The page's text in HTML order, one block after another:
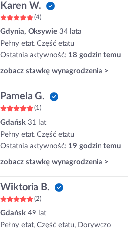
Karen W.
(4)
Gdynia, Oksywie 34 lata
Pełny etat, Część etatu
Ostatnia aktywność: 18 godzin temu
zobacz stawkę wynagrodzenia >
Pamela G.
(1)
Gdańsk 31 lat
Pełny etat, Część etatu
Ostatnia aktywność: 19 godzin temu
zobacz stawkę wynagrodzenia >
Wiktoria B.
(2)
Gdańsk 49 lat
Pełny etat, Część etatu, Dorywczo